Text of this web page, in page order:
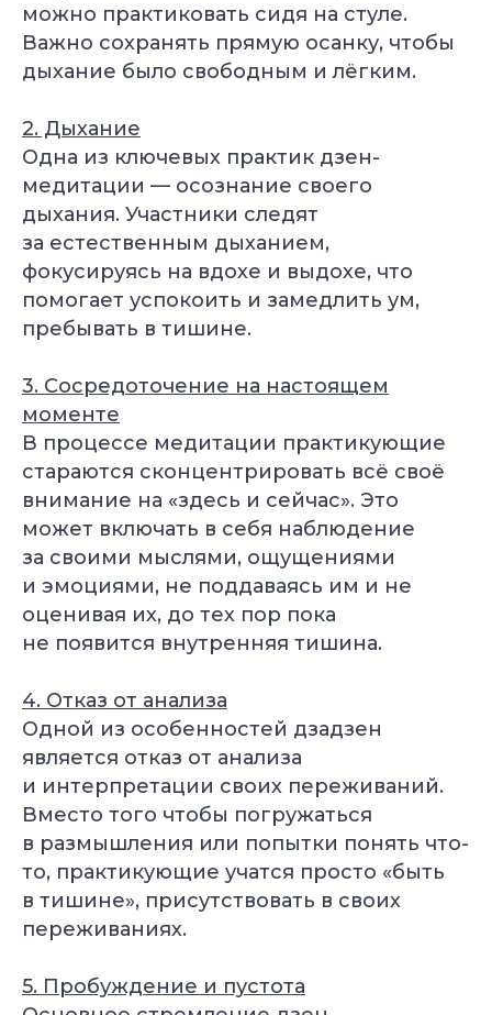
можно практиковать сидя на стуле.
Важно сохранять прямую осанку, чтобы
дыхание было свободным и лёгким.
2. Дыхание
Одна из ключевых практик дзен-
медитации — осознание своего
дыхания. Участники следят
за естественным дыханием,
фокусируясь на вдохе и выдохе, что
помогает успокоить и замедлить ум,
пребывать в тишине.
3. Сосредоточение на настоящем
моменте
В процессе медитации практикующие
стараются сконцентрировать всё своё
внимание на «здесь и сейчас». Это
может включать в себя наблюдение
за своими мыслями, ощущениями
и эмоциями, не поддаваясь им и не
оценивая их, до тех пор пока
не появится внутренняя тишина.
4. Отказ от анализа
Одной из особенностей дзадзен
является отказ от анализа
и интерпретации своих переживаний.
Вместо того чтобы погружаться
в размышления или попытки понять что-
то, практикующие учатся просто «быть
в тишине», присутствовать в своих
переживаниях.
5. Пробуждение и пустота